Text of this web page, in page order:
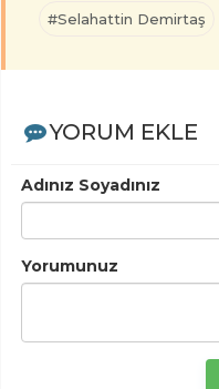
#Selahattin Demirtaş
YORUM EKLE
Adınız Soyadınız
Yorumunuz